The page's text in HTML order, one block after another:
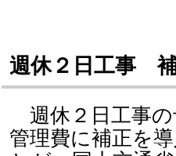
週休２日工事
週休２日工事の
管理費に補正を